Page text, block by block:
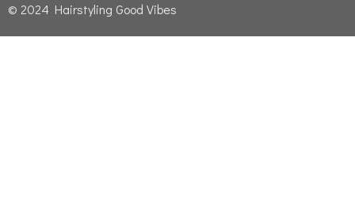
© 2024 Hairstyling Good Vibes